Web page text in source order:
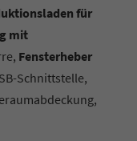
für
mit
Fensterheber
Schnittstelle,